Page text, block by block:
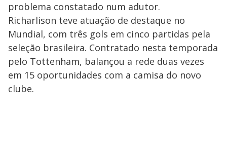
problema constatado num adutor.
Richarlison teve atuação de destaque no
Mundial, com três gols em cinco partidas pela
seleção brasileira. Contratado nesta temporada
pelo Tottenham, balançou a rede duas vezes
em 15 oportunidades com a camisa do novo
clube.